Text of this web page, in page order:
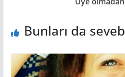
Bunları da